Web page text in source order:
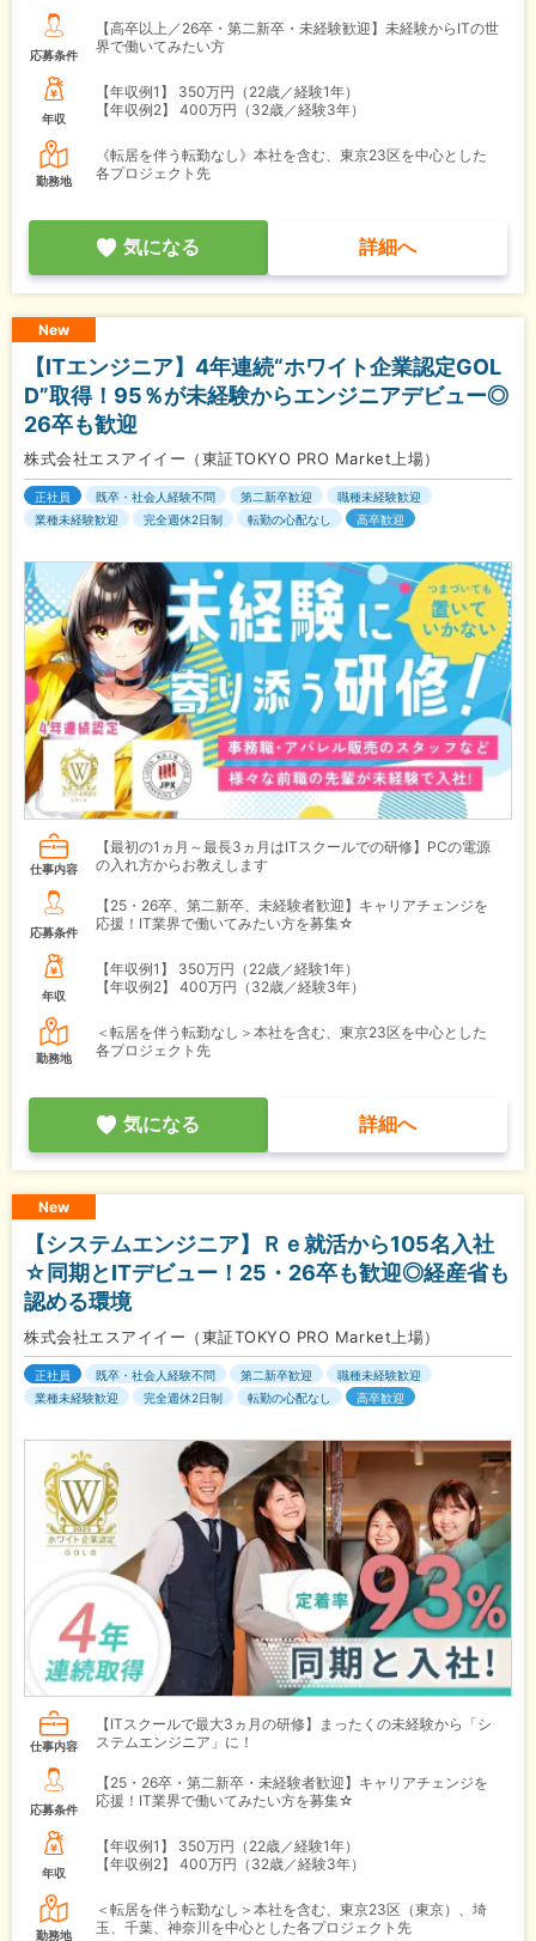
応募条件
【高卒以上／26卒・第二新卒・未経験歓迎】未経験からITの世
界で働いてみたい方
年収
【年収例1】
350万円（22歳／経験1年）
【年収例2】
400万円（32歳／経験3年）
勤務地
《転居を伴う転勤なし》本社を含む、東京23区を中心とした
各プロジェクト先
気になる 詳細へ
New
【ITエンジニア】4年連続“ホワイト企業認定GOL
D”取得！95％が未経験からエンジニアデビュー◎
26卒も歓迎
株式会社エスアイイー（東証TOKYO PRO Market上場）
正社員 既卒・社会人経験不問 第二新卒歓迎
職種未経験歓迎
業種未経験歓迎
完全週休2日制 転勤の心配なし 高卒歓迎
仕事内容
【最初の1ヵ月～最長3ヵ月はITスクールでの研修】PCの電源
の入れ方からお教えします
応募条件
【25・26卒、第二新卒、未経験者歓迎】キャリアチェンジを
応援！IT業界で働いてみたい方を募集☆
年収
【年収例1】
350万円（22歳／経験1年）
【年収例2】
400万円（32歳／経験3年）
勤務地
＜転居を伴う転勤なし＞本社を含む、東京23区を中心とした
各プロジェクト先
気になる 詳細へ
New
【システムエンジニア】Ｒｅ就活から105名入社
☆同期とITデビュー！25・26卒も歓迎◎経産省も
認める環境
株式会社エスアイイー（東証TOKYO PRO Market上場）
正社員 既卒・社会人経験不問 第二新卒歓迎
職種未経験歓迎
業種未経験歓迎
完全週休2日制 転勤の心配なし 高卒歓迎
仕事内容
【ITスクールで最大3ヵ月の研修】まったくの未経験から「シ
ステムエンジニア」に！
応募条件
【25・26卒・第二新卒・未経験者歓迎】キャリアチェンジを
応援！IT業界で働いてみたい方を募集☆
年収
【年収例1】
350万円（22歳／経験1年）
【年収例2】
400万円（32歳／経験3年）
勤務地
＜転居を伴う転勤なし＞本社を含む、東京23区（東京）、埼
玉、千葉、神奈川を中心とした各プロジェクト先